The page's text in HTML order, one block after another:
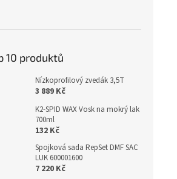
10 produktů
Nízkoprofilový zvedák 3,5T
3 889 Kč
K2-SPID WAX Vosk na mokrý lak
700ml
132 Kč
Spojková sada RepSet DMF SAC
LUK 600001600
7 220 Kč